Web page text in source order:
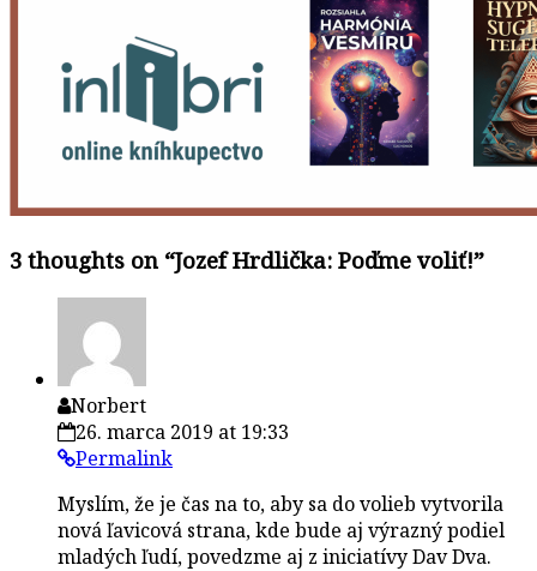
3 thoughts on “Jozef Hrdlička: Poďme voliť!”
Norbert
26. marca 2019 at 19:33
Permalink
Myslím, že je čas na to, aby sa do volieb vytvorila
nová ľavicová strana, kde bude aj výrazný podiel
mladých ľudí, povedzme aj z iniciatívy Dav Dva.